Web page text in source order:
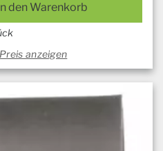
In den Warenkorb
anzeigen